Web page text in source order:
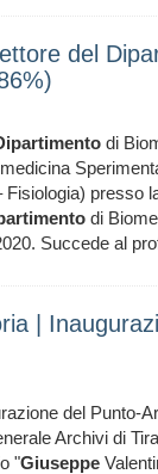
del
di
presso
di
Succede al
|
del Punto-
Archivi di
"Giuseppe